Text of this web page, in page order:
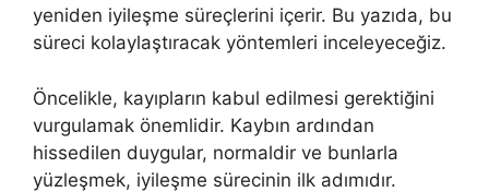
yeniden iyileşme süreçlerini içerir. Bu yazıda, bu
süreci kolaylaştıracak yöntemleri inceleyeceğiz.
Öncelikle, kayıpların kabul edilmesi gerektiğini
vurgulamak önemlidir. Kaybın ardından
hissedilen duygular, normaldir ve bunlarla
yüzleşmek, iyileşme sürecinin ilk adımıdır.